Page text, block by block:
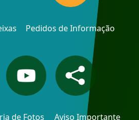
Pedidos de Informação
de Fotos Aviso Importante